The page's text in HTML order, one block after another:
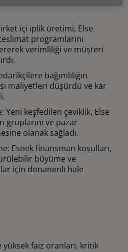
içi iplik üretimi, Else
programlarını
verimliliği ve müşteri
bağımlılığın
maliyetleri düşürdü ve kar
Yeni keşfedilen çeviklik, Else
gruplarını ve pazar
olanak sağladı.
Esnek finansman koşulları,
büyüme ve
için donanımlı hale
faiz oranları, kritik